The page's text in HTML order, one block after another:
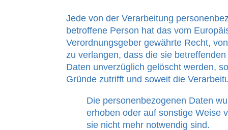
Jede von der Verarbeitung
betroffene Person hat das vom
Verordnungsgeber gewährte Recht,
zu verlangen, dass die sie
Daten unverzüglich gelöscht werden,
Gründe zutrifft und soweit die
Die personenbezogenen Daten
erhoben oder auf sonstige Weise
sie nicht mehr notwendig sind.